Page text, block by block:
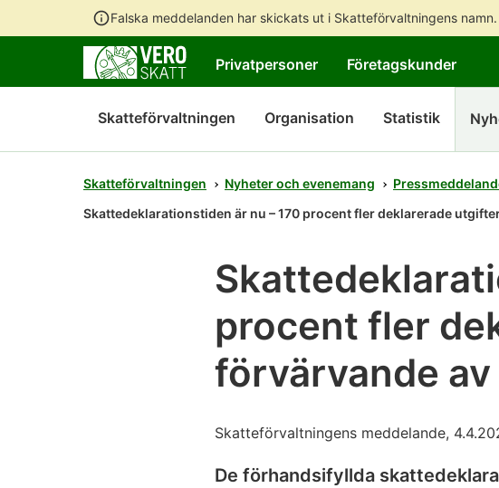
Falska meddelanden har skickats ut i Skatteförvaltningens namn.
Privatpersoner Företagskunder
Skatteförvaltningen Organisation Statistik
Skatteförvaltningen Nyheter och evenemang
Skattedeklarationstiden är nu – 170 procent fler deklarerade
procent fler
förvärvande
Skatteförvaltningens meddelande,
De förhandsifyllda